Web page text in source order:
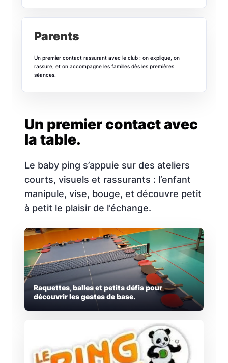
Parents
Un premier contact rassurant avec le club : on explique, on
rassure, et on accompagne les familles dès les premières
séances.
Un premier contact avec
la table.
Le baby ping s’appuie sur des ateliers
courts, visuels et rassurants : l’enfant
manipule, vise, bouge, et découvre petit
à petit le plaisir de l’échange.
Raquettes, balles et petits défis pour
découvrir les gestes de base.